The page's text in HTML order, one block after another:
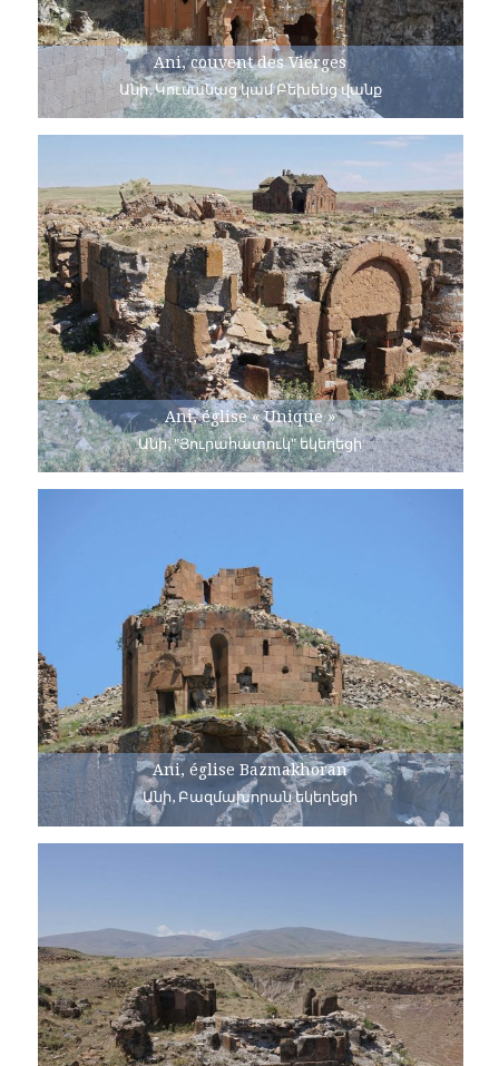
Ani, couvent des Vierges
Անի, Կուսանաց կամ Բեխենց վանք
Ani, église « Unique »
Անի, "Յուրահատուկ" եկեղեցի
Ani, église Bazmakhoran
Անի, Բազմախորան եկեղեցի